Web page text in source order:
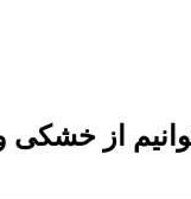
از خشکی